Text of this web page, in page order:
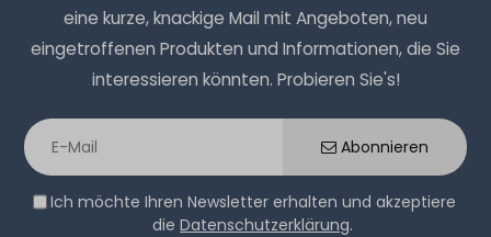
eine kurze, knackige Mail mit Angeboten, neu
eingetroffenen Produkten und Informationen, die Sie
interessieren könnten. Probieren Sie's!
Abonnieren
Ich möchte Ihren Newsletter erhalten und akzeptiere
die Datenschutzerklärung.